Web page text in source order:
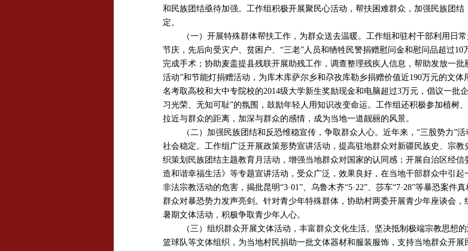
和民族团结亟待加强。工作组积极开展聚民心活动，帮扶困难群众，加强民族团
定。
（一）开展特殊群体帮扶工作，为群众送去温暖。工作组和驻村干部利用日
节庆，先后向受灾户、贫困户、“三老”人员和牺牲民警捐赠慰问金和慰问品超过10
完成手术；协助麦盖提县残联开展助残工作，调查整理残疾人信息，帮助发放一
活动”和节能灯捐赠活动，为库木库萨尔乡和尕孜库勒乡捐赠价值近190万元的文
名考取高校和大中专院校的2014级大学新生奖励现金和电脑超过3万元，倡议一批
习光荣、无知可耻”的氛围，鼓励年轻人用知识改变命运。工作组还积极参加植树
拉近与群众的距离，加深与群众的感情，成为当地一道靓丽的风景。
（二）加强民族团结和反恐维稳宣传，争取群众人心。近年来，“三股势力”
社会稳定。工作组广泛开展政策形势宣讲活动，提高驻地群众对新疆民族史、宗教
织策划民族团结主题教育月活动，增强当地群众对国家的认同感；开展自治区经信
造和谐幸福生活》等专题宣讲活动，受众广泛，效果良好，在当地干部群众中引
非法宗教活动的危害，揭批昆明“3·01”、乌鲁木齐“5·22”、莎车“7·28”等暴恐案件
群众对暴恐势力发声亮剑。针对青少年特殊群体，协助村两委开展青少年座谈会
暑期文体活动，积极争取青少年人心。
（三）组织群众开展文体活动，丰富群众文化生活。坚决抵制极端宗教思想
篮球队等文体组织，为当地村民捐助一批文体器材和服装服饰，支持当地群众开